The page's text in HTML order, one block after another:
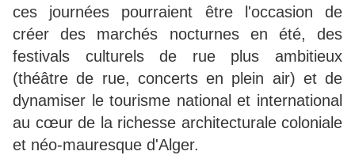
ces journées pourraient être l'occasion de
créer des marchés nocturnes en été, des
festivals culturels de rue plus ambitieux
(théâtre de rue, concerts en plein air) et de
dynamiser le tourisme national et international
au cœur de la richesse architecturale coloniale
et néo-mauresque d'Alger.